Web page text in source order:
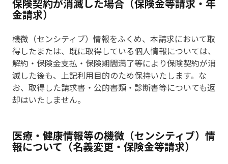
保険契約が消滅した場合（保険金等請求・年
金請求）
機微（センシティブ）情報をふくめ、本請求において取
得したまたは、既に取得している個人情報については、
解約・保険金支払・保険期間満了等により保険契約が消
滅した後も、上記利用目的のため保持いたします。な
お、取得した請求書・公的書類・診断書等についても返
却はいたしません。
医療・健康情報等の機微（センシティブ）情
報について（名義変更・保険金等請求）